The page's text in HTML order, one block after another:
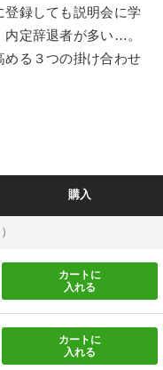
設・不動産業
ング リーダーシップ
だけます。
refresh 更新する
全762タイトル）からお探
登録しても説明会に学
定辞退者が多い…。
る３つの掛け合わせ
購入
カートに
入れる
カートに
入れる